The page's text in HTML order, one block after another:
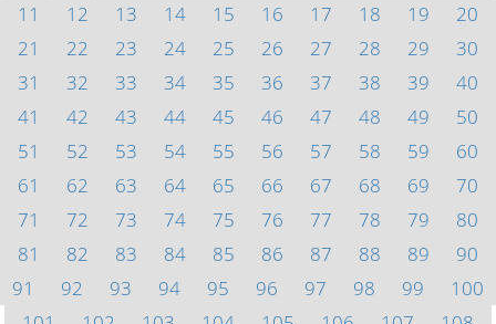
11
12 13 14 15 16 17 18 19
20
21
22 23 24 25 26 27 28 29
30
31
32 33 34 35 36 37 38 39
40
41
42 43 44 45 46 47 48 49
50
51
52 53 54 55 56 57 58 59
60
61
62 63 64 65 66 67 68 69
70
71
72 73 74 75 76 77 78 79
80
81
82 83 84 85 86 87 88 89
90
91
92 93 94 95 96 97 98 99
100